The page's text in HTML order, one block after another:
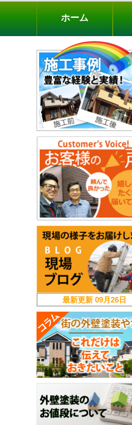
ホーム
最新更新09月26日